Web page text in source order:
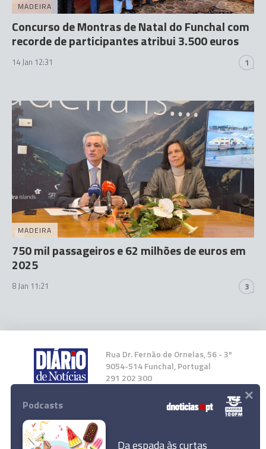
MADEIRA
Concurso de Montras de Natal do Funchal com
recorde de participantes atribui 3.500 euros
14 Jan 12:31 1
MADEIRA
750 mil passageiros e 62 milhões de euros em
2025
8 Jan 11:21 3
Rua Dr. Fernão de Ornelas, 56 - 3º
9054-514 Funchal, Portugal
291 202 300
Instale a nossa App
Podcasts
Da espada às curtas
×